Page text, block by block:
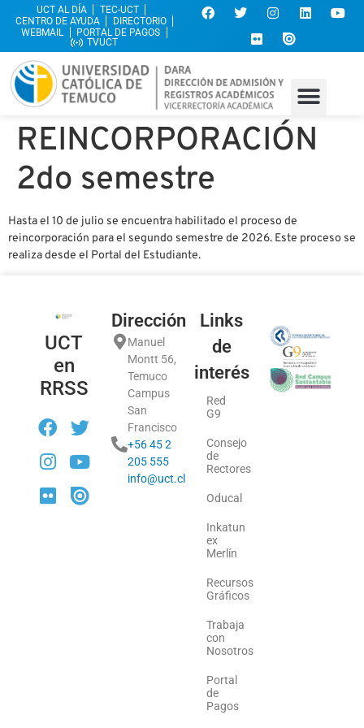
UCT AL DÍA
TEC-UCT
CENTRO DE AYUDA
DIRECTORIO
WEBMAIL
PORTAL DE PAGOS
TVUCT
REINCORPORACIÓN
2do semestre
Hasta el 10 de julio se encuentra habilitado el proceso de
reincorporación para el segundo semestre de 2026. Este proceso se
realiza desde el Portal del Estudiante.
UCT
en
RRSS
Dirección
Manuel
Montt 56,
Temuco
Campus
San
Francisco
+56 45 2
205 555
info@uct.cl
Links
de
interés
Red
G9
Consejo
de
Rectores
Oducal
Inkatun
ex
Merlín
Recursos
Gráficos
Trabaja
con
Nosotros
Portal
de
Pagos